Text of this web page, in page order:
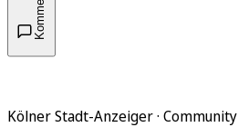
Kölner Stadt-Anzeiger · Community